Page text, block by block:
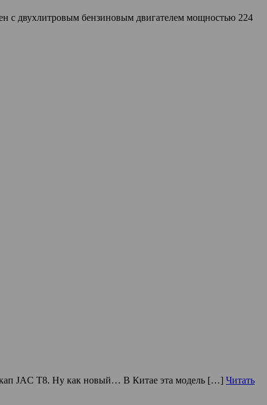
с двухлитровым бензиновым двигателем мощностью 224
JAC T8. Ну как новый… В Китае эта модель […] Читать